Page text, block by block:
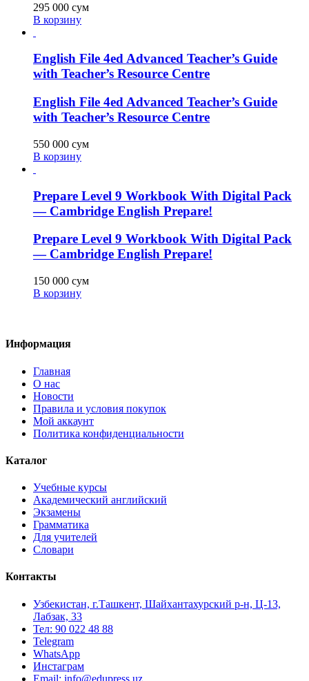
295 000 сум
В корзину
English File 4ed Advanced Teacher’s Guide
with Teacher’s Resource Centre
English File 4ed Advanced Teacher’s Guide
with Teacher’s Resource Centre
550 000 сум
В корзину
Prepare Level 9 Workbook With Digital Pack
— Cambridge English Prepare!
Prepare Level 9 Workbook With Digital Pack
— Cambridge English Prepare!
150 000 сум
В корзину
Информация
Главная
О нас
Новости
Правила и условия покупок
Мой аккаунт
Политика конфиденциальности
Каталог
Учебные курсы
Академический английский
Экзамены
Грамматика
Для учителей
Словари
Контакты
Узбекистан, г.Ташкент, Шайхантахурский р-н, Ц-13,
Лабзак, 33
Тел: 90 022 48 88
Telegram
WhatsApp
Инстаграм
Email: info@edupress.uz